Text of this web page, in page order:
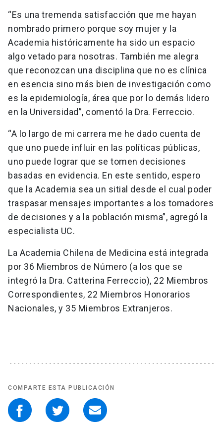
“Es una tremenda satisfacción que me hayan
nombrado primero porque soy mujer y la
Academia históricamente ha sido un espacio
algo vetado para nosotras. También me alegra
que reconozcan una disciplina que no es clínica
en esencia sino más bien de investigación como
es la epidemiología, área que por lo demás lidero
en la Universidad”, comentó la Dra. Ferreccio.
“A lo largo de mi carrera me he dado cuenta de
que uno puede influir en las políticas públicas,
uno puede lograr que se tomen decisiones
basadas en evidencia. En este sentido, espero
que la Academia sea un sitial desde el cual poder
traspasar mensajes importantes a los tomadores
de decisiones y a la población misma”, agregó la
especialista UC.
La Academia Chilena de Medicina está integrada
por 36 Miembros de Número (a los que se
integró la Dra. Catterina Ferreccio), 22 Miembros
Correspondientes, 22 Miembros Honorarios
Nacionales, y 35 Miembros Extranjeros.
COMPARTE ESTA PUBLICACIÓN